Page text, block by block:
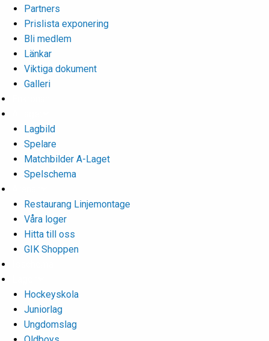
Partners
Prislista exponering
Bli medlem
Länkar
Viktiga dokument
Galleri
Lagbild
Spelare
Matchbilder A-Laget
Spelschema
Restaurang Linjemontage
Våra loger
Hitta till oss
GIK Shoppen
Hockeyskola
Juniorlag
Ungdomslag